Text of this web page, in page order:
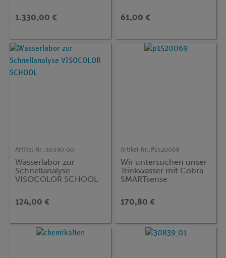
1.330,00 € 61,00 €
Artikel-Nr.:30390-00
Wasserlabor zur
Schnellanalyse
VISOCOLOR SCHOOL
124,00 €
Artikel-Nr.: P1520069
Wir untersuchen unser
Trinkwasser mit Cobra
SMARTsense
170,80 €